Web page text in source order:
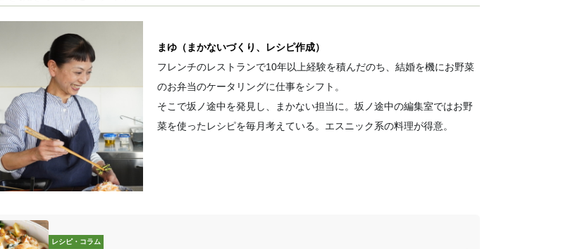
まゆ（まかないづくり、レシピ作成）
フレンチのレストランで10年以上経験を積んだのち、結婚を機にお野菜
のお弁当のケータリングに仕事をシフト。
そこで坂ノ途中を発見し、まかない担当に。坂ノ途中の編集室ではお野
菜を使ったレシピを毎月考えている。エスニック系の料理が得意。
レシピ・コラム